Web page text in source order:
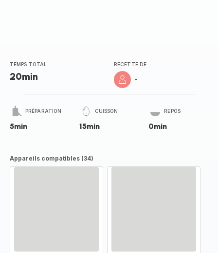
TEMPS TOTAL
20min
RECETTE DE
-
PRÉPARATION
5min
CUISSON
15min
REPOS
0min
Appareils compatibles (34)